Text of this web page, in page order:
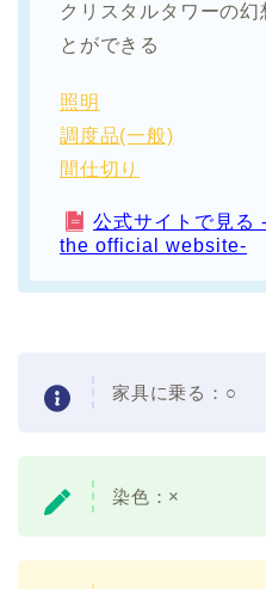
クリスタルタワーの
とができる
照明
調度品(一般)
間仕切り
公式サイトで見
the official website-
家具に乗る：○
染色：×